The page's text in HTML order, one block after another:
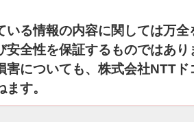
る情報の内容に関しては万全
安全性を保証するものではあり
害についても、株式会社NTTド
す。